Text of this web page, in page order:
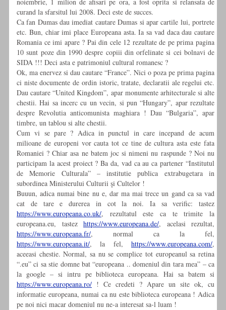
curand la sfarsitul lui 2008. Deci este de succes.
Ca fan Dumas dau imediat cautare Dumas si apar cartile lui, portrete
etc. Bun, chiar imi place Europeana asta. Ia sa vad daca dau cautare
Romania ce imi apare ? Pai din cele 12 rezultate de pe prima pagina
10 sunt poze din 1990 despre copiii din orfelinate si cei bolnavi de
SIDA !!! Deci asta e patrimoniul cultural romanesc ?
Ok, ma enervez si dau cautare “France”. Nici o poza pe prima pagina
ci niste documente de ordin istoric, tratate, declaratii ale regelui etc.
Dau cautare “United Kingdom”, apar monumente arhitecturale si alte
chestii. Hai sa incerc cu un vecin, si pun “Hungary”, apar rezultate
despre Revolutia anticomunista maghiara ! Dau “Bulgaria”, apar
timbre, un tablou si alte chestii.
Cum vi se pare ? Adica in punctul in care incepand de acum
milioane de europeni vor cauta tot ce tine de cultura asta este fata
Romaniei ? Chiar asa ne batem joc si nimeni nu raspunde ? Noi nu
participam la acest proiect ? Ba da, vad ca au ca partener “Institutul
de Memorie Culturala” – institutie publica extrabugetara in
subordinea Ministerului Culturii şi Cultelor !
Buuun, adica numai bine nu e, dar ma mai trece un gand ca sa vad
cat de tare e durerea in cot la noi. Ia sa verific: tastez
https://www.europeana.co.uk/, rezultatul este ca te trimite la
europeana.eu, tastez https://www.europeana.de/, acelasi rezultat,
https://www.europeana.fr/, normal ca la fel,
https://www.europeana.it/, la fel, https://www.europeana.com/,
aceeasi chestie. Normal, sa nu se complice tot europeanul sa retina
“.eu” ci sa stie domne bat “europeana .. domeniul din tara mea” – ca
la google – si intru pe biblioteca europeana. Hai sa batem si
https://www.europeana.ro/ ! Ce credeti ? Apare un site ok, cu
informatie europeana, numai ca nu este biblioteca europeana ! Adica
pe noi nici macar domeniul nu ne-a interesat sa-l luam !